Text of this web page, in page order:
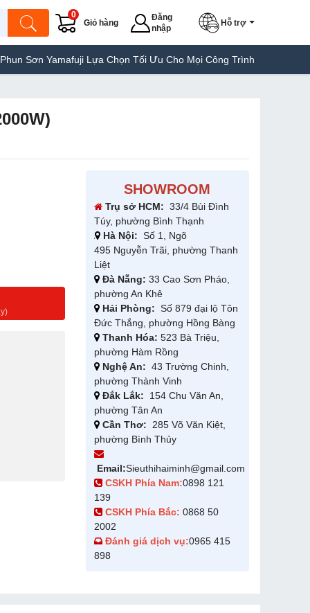
Giỏ hàng
0
Đăng
nhập
Hỗ trợ
Lựa Chọn Tối Ưu Cho Mọi Công Trình Máy Hàn Túi
SHOWROOM
Trụ sở HCM: 33/4 Bùi Đình
Túy, phường Bình Thạnh
Hà Nội: Số 1, Ngõ
495 Nguyễn Trãi, phường Thanh
Liệt
Đà Nẵng: 33 Cao Sơn Pháo,
phường An Khê
Hải Phòng: Số 879 đại lộ Tôn
Đức Thắng, phường Hồng Bàng
Thanh Hóa: 523 Bà Triệu,
phường Hàm Rồng
Nghệ An: 43 Trường Chinh,
phường Thành Vinh
Đắk Lắk: 154 Chu Văn An,
phường Tân An
Cần Thơ: 285 Võ Văn Kiệt,
phường Bình Thủy
Email:Sieuthihaiminh@gmail.com
CSKH Phía Nam:0898 121
139
CSKH Phía Bắc: 0868 50
2002
Đánh giá dịch vụ:0965 415
898